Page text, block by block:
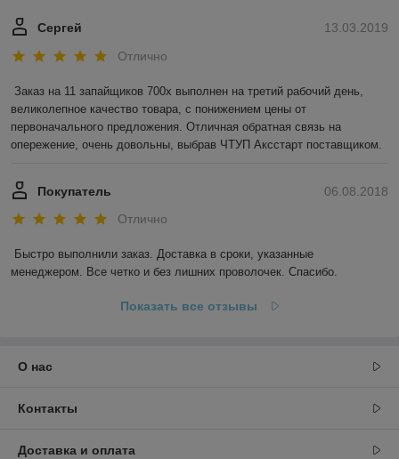
13.03.2019
Сергей
Отлично
Заказ на 11 запайщиков 700х выполнен на третий рабочий день,
великолепное качество товара, с понижением цены от
первоначального предложения. Отличная обратная связь на
опережение, очень довольны, выбрав ЧТУП Аксстарт поставщиком.
06.08.2018
Покупатель
Отлично
Быстро выполнили заказ. Доставка в сроки, указанные
менеджером. Все четко и без лишних проволочек. Спасибо.
Показать все отзывы
О нас
Контакты
Доставка и оплата